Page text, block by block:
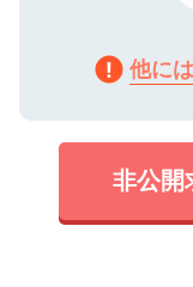
他に
非公開